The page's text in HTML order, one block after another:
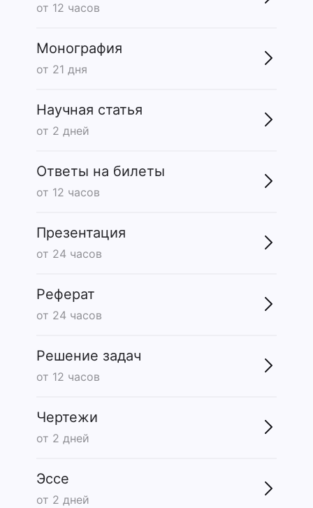
от 12 часов
Монография
от 21 дня
Научная статья
от 2 дней
Ответы на билеты
от 12 часов
Презентация
от 24 часов
Реферат
от 24 часов
Решение задач
от 12 часов
Чертежи
от 2 дней
Эссе
от 2 дней